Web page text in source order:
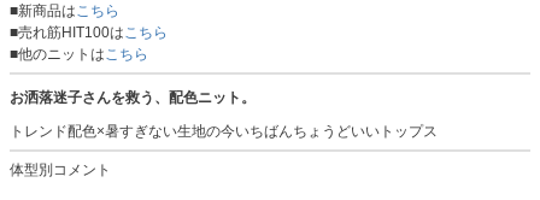
■新商品は こちら
■売れ筋HIT100は こちら
■他のニットは こちら
お洒落迷子さんを救う、配色ニット。
トレンド配色×暑すぎない生地の今いちばんちょうどいいトップス
体型別コメント